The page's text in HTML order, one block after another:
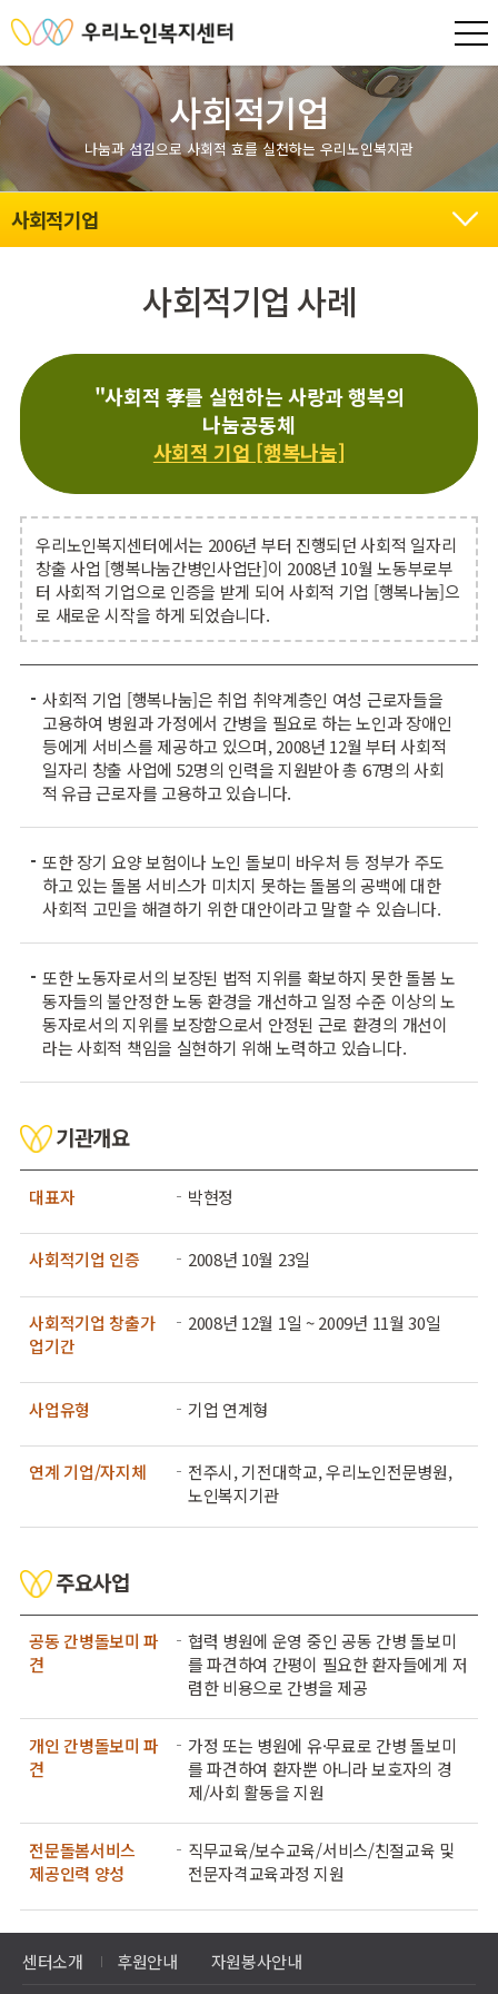
사회적기업
나눔과 섬김으로 사회적 효를 실천하는 우리노인복지관
사회적기업
사회적기업 사례
"사회적 孝를 실현하는 사랑과 행복의
나눔공동체
사회적 기업 [행복나눔]
우리노인복지센터에서는 2006년 부터 진행되던 사회적 일자리
창출 사업 [행복나눔간병인사업단]이 2008년 10월 노동부로부
터 사회적 기업으로 인증을 받게 되어 사회적 기업 [행복나눔]으
로 새로운 시작을 하게 되었습니다.
사회적 기업 [행복나눔]은 취업 취약계층인 여성 근로자들을
고용하여 병원과 가정에서 간병을 필요로 하는 노인과 장애인
등에게 서비스를 제공하고 있으며, 2008년 12월 부터 사회적
일자리 창출 사업에 52명의 인력을 지원받아 총 67명의 사회
적 유급 근로자를 고용하고 있습니다.
또한 장기 요양 보험이나 노인 돌보미 바우처 등 정부가 주도
하고 있는 돌봄 서비스가 미치지 못하는 돌봄의 공백에 대한
사회적 고민을 해결하기 위한 대안이라고 말할 수 있습니다.
또한 노동자로서의 보장된 법적 지위를 확보하지 못한 돌봄 노
동자들의 불안정한 노동 환경을 개선하고 일정 수준 이상의 노
동자로서의 지위를 보장함으로서 안정된 근로 환경의 개선이
라는 사회적 책임을 실현하기 위해 노력하고 있습니다.
기관개요
대표자 박현정
사회적기업 인증 2008년 10월 23일
사회적기업 창출가
업기간
2008년 12월 1일 ~ 2009년 11월 30일
사업유형 기업 연계형
연계 기업/자지체
전주시, 기전대학교, 우리노인전문병원,
노인복지기관
주요사업
공동 간병돌보미 파
견
협력 병원에 운영 중인 공동 간병 돌보미
를 파견하여 간평이 필요한 환자들에게 저
렴한 비용으로 간병을 제공
개인 간병돌보미 파
견
가정 또는 병원에 유·무료로 간병 돌보미
를 파견하여 환자뿐 아니라 보호자의 경
제/사회 활동을 지원
전문돌봄서비스
제공인력 양성
직무교육/보수교육/서비스/친절교육 및
전문자격교육과정 지원
센터소개 후원안내 자원봉사안내